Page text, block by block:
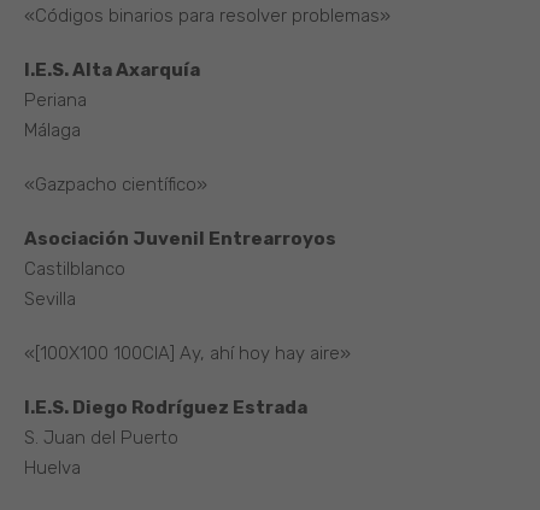
«Códigos binarios para resolver problemas»
I.E.S. Alta Axarquía
Periana
Málaga
«Gazpacho científico»
Asociación Juvenil Entrearroyos
Castilblanco
Sevilla
«[100X100 100CIA] Ay, ahí hoy hay aire»
I.E.S. Diego Rodríguez Estrada
S. Juan del Puerto
Huelva